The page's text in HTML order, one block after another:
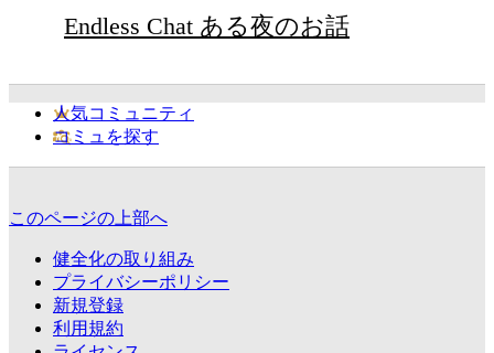
Endless Chat ある夜のお話
人気コミュニティ
コミュを探す
このページの上部へ
健全化の取り組み
プライバシーポリシー
新規登録
利用規約